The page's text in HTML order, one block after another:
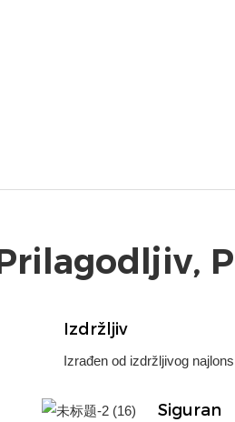
Izdržljiv
Izrađen od izdržljivog
Siguran